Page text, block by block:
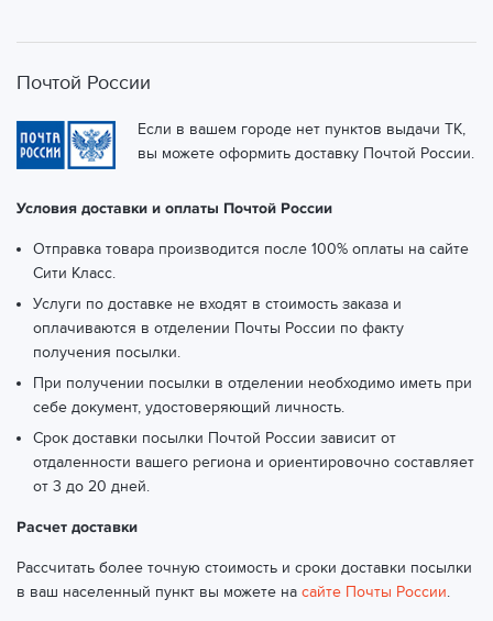
Почтой России
Если в вашем городе нет пунктов выдачи ТК,
вы можете оформить доставку Почтой России.
Условия доставки и оплаты Почтой России
Отправка товара производится после 100% оплаты на сайте
Сити Класс.
Услуги по доставке не входят в стоимость заказа и
оплачиваются в отделении Почты России по факту
получения посылки.
При получении посылки в отделении необходимо иметь при
себе документ, удостоверяющий личность.
Срок доставки посылки Почтой России зависит от
отдаленности вашего региона и ориентировочно составляет
от 3 до 20 дней.
Расчет доставки
Рассчитать более точную стоимость и сроки доставки посылки
в ваш населенный пункт вы можете на сайте Почты России.